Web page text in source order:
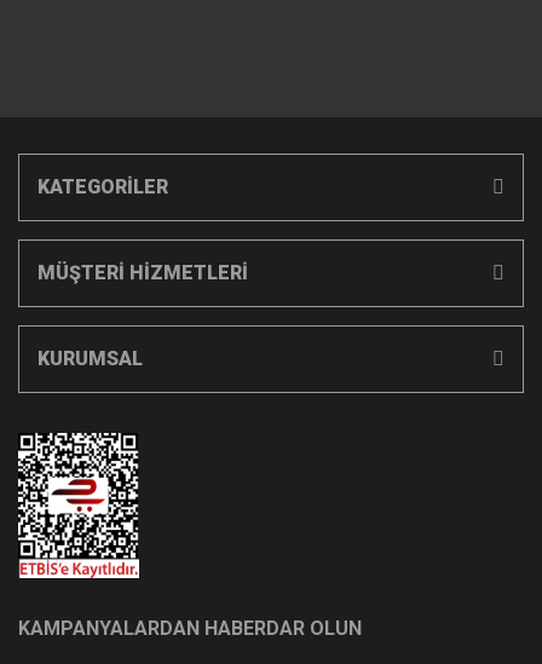
KATEGORİLER
MÜŞTERİ HİZMETLERİ
KURUMSAL
KAMPANYALARDAN HABERDAR OLUN